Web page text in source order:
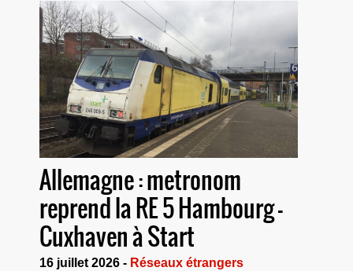
Allemagne : metronom
reprend la RE 5 Hambourg –
Cuxhaven à Start
16 juillet 2026 - Réseaux étrangers